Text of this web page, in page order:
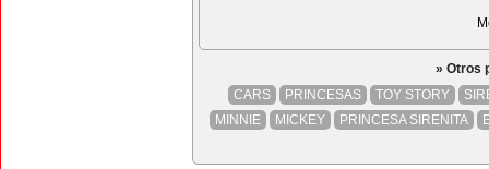
» Otros
CARS
PRINCESAS TOY STORY
MINNIE
MICKEY PRINCESA SIRENITA